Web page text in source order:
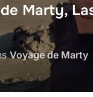
Marty,
Voyage de Marty